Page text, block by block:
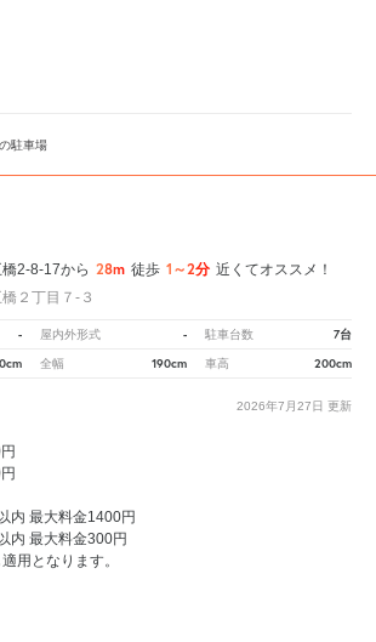
駐車場
2-8-17から 28m 徒歩 1～2分 近くてオススメ！
２丁目７‐３
- 屋内外形式 - 駐車台数 7台
全幅 190cm 車高 200cm
2026年7月27日 更新
内 最大料金1400円
内 最大料金300円
用となります。